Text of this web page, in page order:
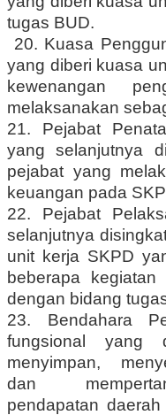
tugas BUD.
20. Kuasa
yang diberi kuasa
kewenangan
melaksanakan
21. Pejabat
yang selanjutnya
pejabat yang
keuangan pada
22. Pejabat
selanjutnya
unit kerja SKPD
beberapa
dengan bidang
23. Bendahara
fungsional yang
menyimpan,
dan
pendapatan